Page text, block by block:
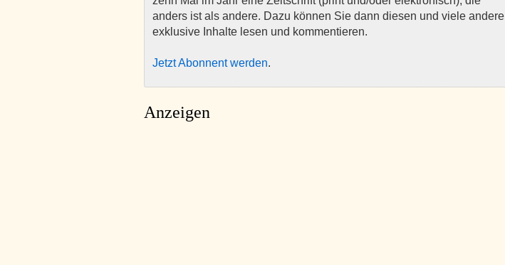
anders ist als andere. Dazu können Sie dann diesen und viele andere
exklusive Inhalte lesen und kommentieren.
Jetzt Abonnent werden.
Anzeigen